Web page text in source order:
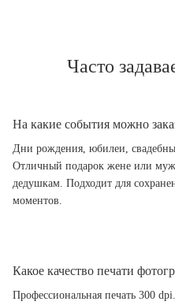
Часто
На какие события можно
Дни рождения, юбилеи,
Отличный подарок жене или
дедушкам. Подходит для
моментов.
Какое качество печати
Профессиональная печать 300